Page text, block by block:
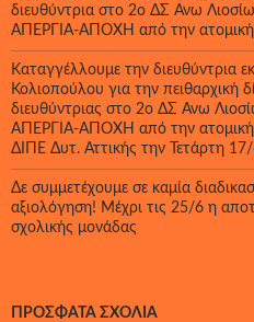
διευθύντρια στο 2ο ΔΣ Άνω
ΑΠΕΡΓΙΑ-ΑΠΟΧΗ από την ατομική
Καταγγέλλουμε την διευθύντρια
Κολιοπούλου για την πειθαρχική
διευθύντριας στο 2ο ΔΣ Άνω
ΑΠΕΡΓΙΑ-ΑΠΟΧΗ από την
ΔΙΠΕ Δυτ. Αττικής την Τετάρτη
Δε συμμετέχουμε σε καμία
αξιολόγηση! Μέχρι τις 25/6 η
σχολικής μονάδας
ΠΡΌΣΦΑΤΑ ΣΧΌΛΙΑ